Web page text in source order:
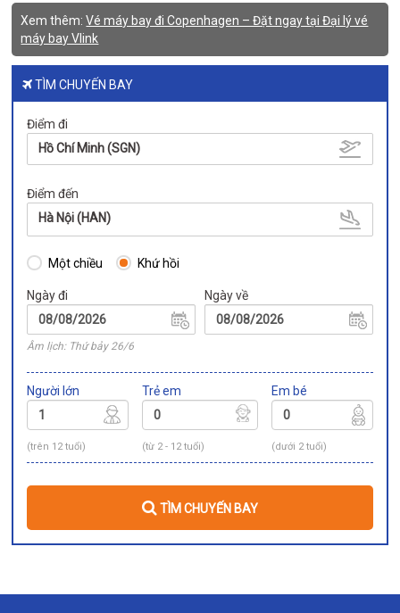
Xem thêm:Vé máy bay đi Copenhagen – Đặt ngay tại Đại lý vé
máy bay Vlink
TÌM CHUYẾN BAY
Điểm đi
Hồ Chí Minh (SGN)
Điểm đến
Hà Nội (HAN)
Một chiều Khứ hồi
Ngày đi
Âm lịch: Thứ bảy 26/6
Ngày về
Người lớn
(trên 12 tuổi)
Trẻ em
(từ 2 - 12 tuổi)
Em bé
(dưới 2 tuổi)
TÌM CHUYẾN BAY